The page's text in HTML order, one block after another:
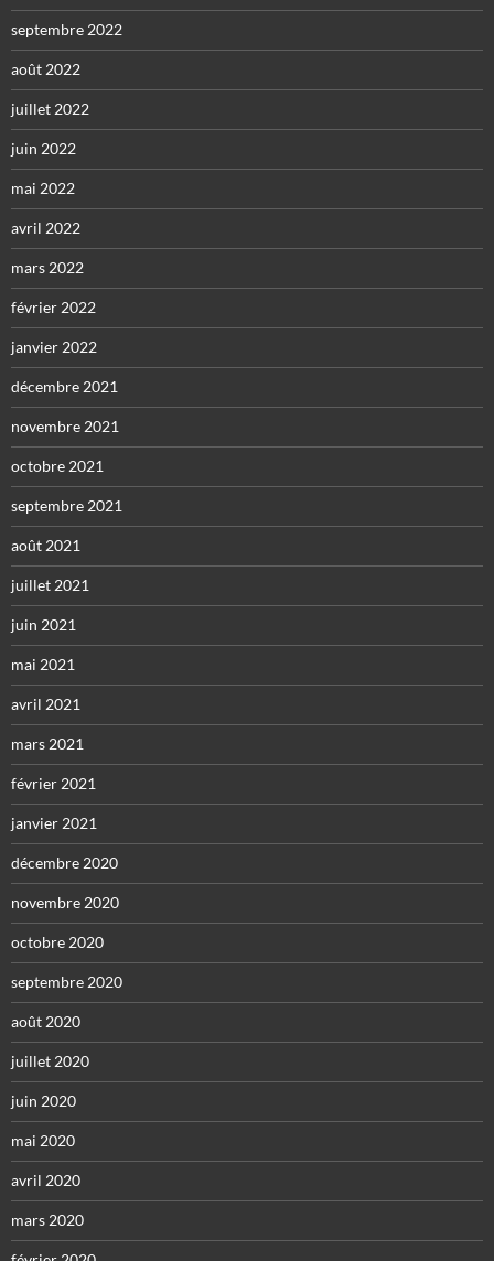
septembre 2022
août 2022
juillet 2022
juin 2022
mai 2022
avril 2022
mars 2022
février 2022
janvier 2022
décembre 2021
novembre 2021
octobre 2021
septembre 2021
août 2021
juillet 2021
juin 2021
mai 2021
avril 2021
mars 2021
février 2021
janvier 2021
décembre 2020
novembre 2020
octobre 2020
septembre 2020
août 2020
juillet 2020
juin 2020
mai 2020
avril 2020
mars 2020